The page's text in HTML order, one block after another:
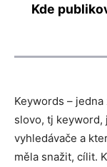
Kde
Keywords –
slovo, tj keyword,
vyhledávače a
měla snažit, cílit.